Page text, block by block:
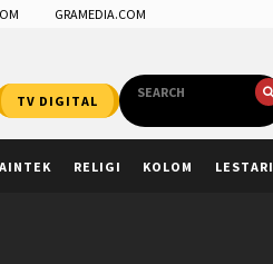
GRAMEDIA.COM
TV DIGITAL
RELIGI KOLOM LESTARI